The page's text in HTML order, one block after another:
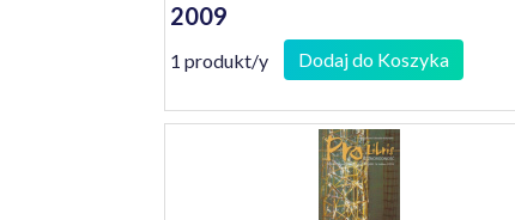
2009
1 produkt/y Dodaj do Koszyka